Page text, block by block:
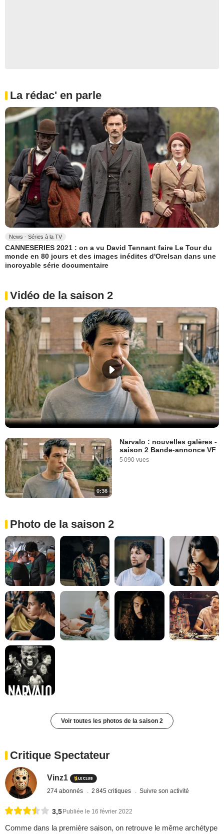
La rédac' en parle
News - Séries à la TV
CANNESERIES 2021 : on a vu David Tennant faire Le Tour du
monde en 80 jours et des images inédites d'Orelsan dans une
incroyable série documentaire
Vidéo de la saison 2
0:36
Narvalo : nouvelles galères -
saison 2 Bande-annonce VF
5 090 vues
Photo de la saison 2
Voir toutes les photos de la saison 2
Critique Spectateur
Vinz1
274 abonnés 2 845 critiques Suivre son activité
3,5 Publiée le 16 février 2022
Comme dans la première saison, on retrouve le même archétype